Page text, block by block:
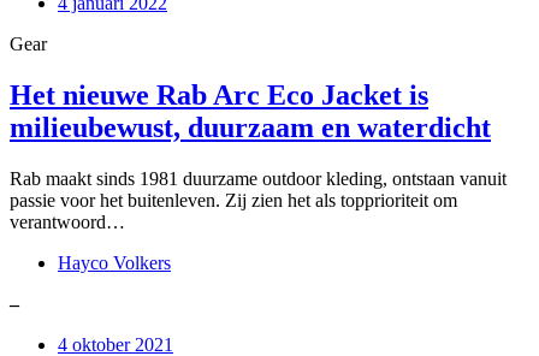
Gear
Het nieuwe Rab Arc Eco Jacket is
milieubewust, duurzaam en waterdicht
Rab maakt sinds 1981 duurzame outdoor kleding, ontstaan vanuit
passie voor het buitenleven. Zij zien het als topprioriteit om
verantwoord…
Hayco Volkers
–
4 oktober 2021